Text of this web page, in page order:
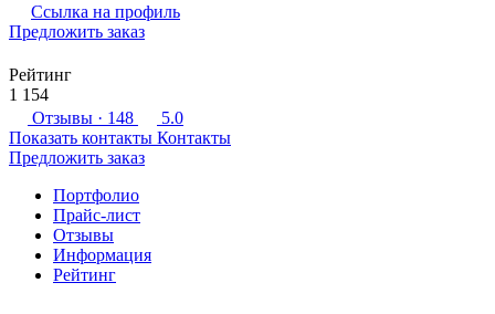
Ссылка на профиль
Предложить заказ
Рейтинг
1 154
Отзывы · 148
5.0
Показать контакты Контакты
Предложить заказ
Портфолио
Прайс-лист
Отзывы
Информация
Рейтинг